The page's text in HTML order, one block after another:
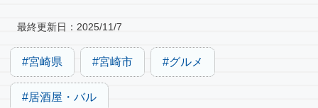
最終更新日： 2025/11/7
宮崎県 宮崎市 グルメ
居酒屋・バル